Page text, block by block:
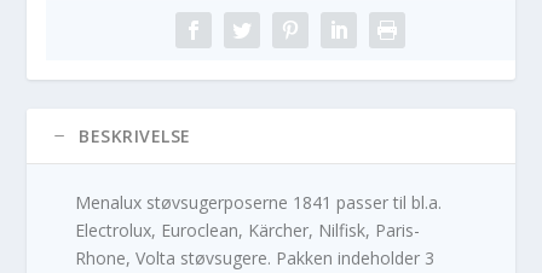
BESKRIVELSE
Menalux støvsugerposerne 1841 passer til bl.a.
Electrolux, Euroclean, Kärcher, Nilfisk, Paris-
Rhone, Volta støvsugere. Pakken indeholder 3